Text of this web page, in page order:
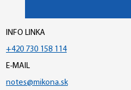
INFO LINKA
+420 730 158 114
E-MAIL
notes@mikona.sk